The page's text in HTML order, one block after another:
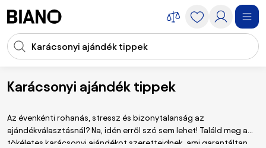
Keresési bevitel
Karácsonyi ajándék tippek
Ajándék ötletek Karácsonyi ajándék ötletek
Az évenkénti rohanás, stressz és bizonytalanság az
ajándékválasztásnál? Na, idén erről szó sem lehet! Találd meg a
tökéletes karácsonyi ajándékot szeretteidnek, ami garantáltan